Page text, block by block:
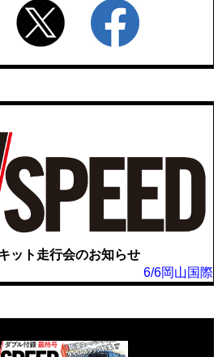
ット走行会のお知らせ
6/6岡山国際